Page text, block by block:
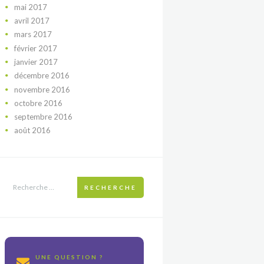
mai 2017
avril 2017
mars 2017
février 2017
janvier 2017
décembre 2016
novembre 2016
octobre 2016
septembre 2016
août 2016
RECHERCHE
UNE QUESTION ?